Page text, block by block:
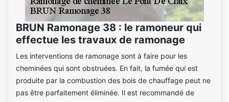
BRUN Ramonage 38 : le ramoneur qui
effectue les travaux de ramonage
Les interventions de ramonage sont à faire pour les
cheminées qui sont obstruées. En fait, la fumée qui est
produite par la combustion des bois de chauffage peut ne
pas être parfaitement éliminée. Il est recommandé de